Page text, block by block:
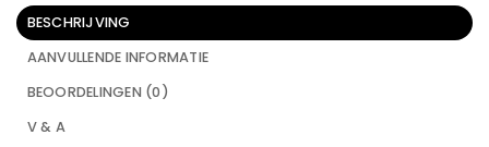
BESCHRIJVING
AANVULLENDE INFORMATIE
BEOORDELINGEN (0)
V & A